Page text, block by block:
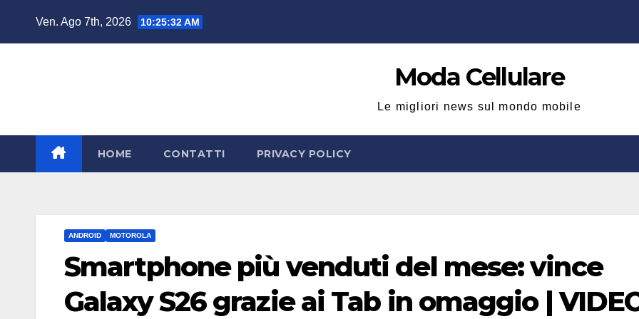
Ven. Ago 7th, 2026 10:25:33 AM
Moda Cellulare
Le migliori news sul mondo mobile
HOME CONTATTI PRIVACY POLICY
ANDROID MOTOROLA
Smartphone più venduti del mese: vince
Galaxy S26 grazie ai Tab in omaggio |